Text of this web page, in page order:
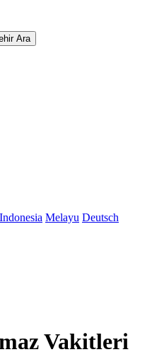
Ara
Melayu Deutsch
Vakitleri